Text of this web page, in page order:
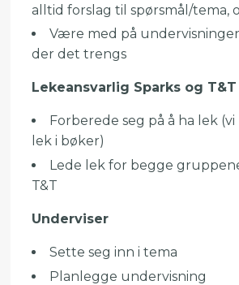
alltid forslag til spørsmål/tema,
Være med på
der det trengs
Lekeansvarlig Sparks og T&T
Forberede seg på å ha lek
lek i bøker)
Lede lek for begge
T&T
Underviser
Sette seg inn i tema
Planlegge undervisning